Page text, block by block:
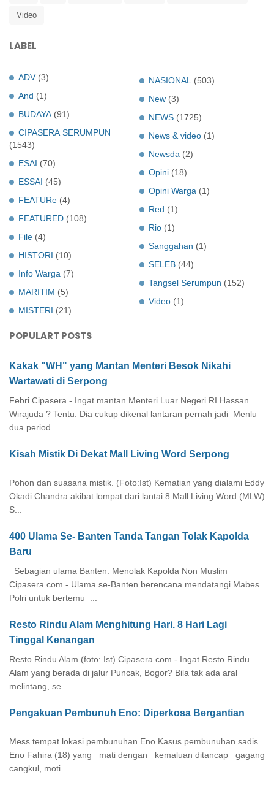
Video
LABEL
ADV (3)
And (1)
BUDAYA (91)
CIPASERA SERUMPUN
(1543)
ESAI (70)
ESSAI (45)
FEATURe (4)
FEATURED (108)
File (4)
HISTORI (10)
Info Warga (7)
MARITIM (5)
MISTERI (21)
NASIONAL
(503)
New (3)
NEWS (1725)
News & video (1)
Newsda (2)
Opini (18)
Opini Warga (1)
Red (1)
Rio (1)
Sanggahan (1)
SELEB (44)
Tangsel Serumpun (152)
Video (1)
POPULART POSTS
Kakak "WH" yang Mantan Menteri Besok Nikahi
Wartawati di Serpong
Febri Cipasera - Ingat mantan Menteri Luar Negeri RI Hassan
Wirajuda ? Tentu. Dia cukup dikenal lantaran pernah jadi Menlu
dua period...
Kisah Mistik Di Dekat Mall Living Word Serpong
Pohon dan suasana mistik. (Foto:Ist) Kematian yang dialami Eddy
Okadi Chandra akibat lompat dari lantai 8 Mall Living Word (MLW)
S...
400 Ulama Se- Banten Tanda Tangan Tolak Kapolda
Baru
Sebagian ulama Banten. Menolak Kapolda Non Muslim
Cipasera.com - Ulama se-Banten berencana mendatangi Mabes
Polri untuk bertemu ...
Resto Rindu Alam Menghitung Hari. 8 Hari Lagi
Tinggal Kenangan
Resto Rindu Alam (foto: Ist) Cipasera.com - Ingat Resto Rindu
Alam yang berada di jalur Puncak, Bogor? Bila tak ada aral
melintang, se...
Pengakuan Pembunuh Eno: Diperkosa Bergantian
Mess tempat lokasi pembunuhan Eno Kasus pembunuhan sadis
Eno Fahira (18) yang mati dengan kemaluan ditancap gagang
cangkul, moti...